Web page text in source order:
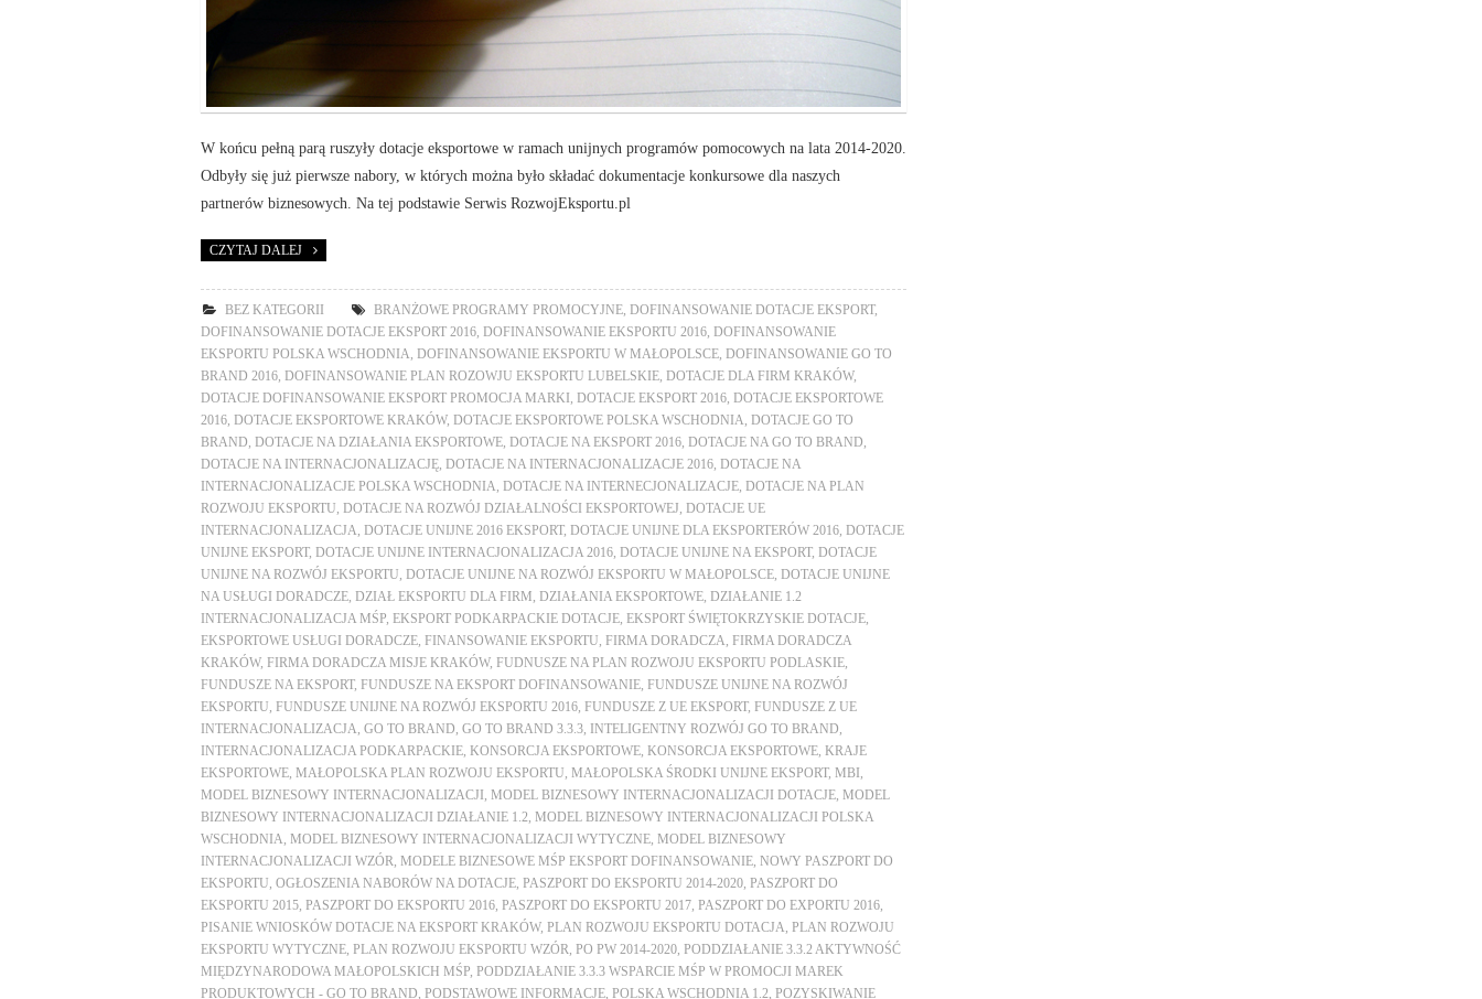
W końcu pełną parą ruszyły dotacje eksportowe w ramach unijnych programów pomocowych na lata 2014-2020.
Odbyły się już pierwsze nabory, w których można było składać dokumentacje konkursowe dla naszych
partnerów biznesowych. Na tej podstawie Serwis RozwojEksportu.pl
CZYTAJ DALEJ
BEZ KATEGORII BRANŻOWE PROGRAMY PROMOCYJNE, DOFINANSOWANIE DOTACJE EKSPORT,
DOFINANSOWANIE DOTACJE EKSPORT 2016 DOFINANSOWANIE EKSPORTU 2016 DOFINANSOWANIE
EKSPORTU POLSKA WSCHODNIA DOFINANSOWANIE EKSPORTU W MAŁOPOLSCE DOFINANSOWANIE GO TO
BRAND 2016 DOFINANSOWANIE PLAN ROZOWJU EKSPORTU LUBELSKIE DOTACJE DLA FIRM KRAKÓW,
DOTACJE DOFINANSOWANIE EKSPORT PROMOCJA MARKI
DOTACJE EKSPORT 2016 DOTACJE EKSPORTOWE
2016 DOTACJE EKSPORTOWE KRAKÓW, DOTACJE EKSPORTOWE POLSKA WSCHODNIA DOTACJE GO TO
BRAND DOTACJE NA DZIAŁANIA EKSPORTOWE DOTACJE NA EKSPORT 2016 DOTACJE NA GO TO BRAND
DOTACJE NA INTERNACJONALIZACJĘ DOTACJE NA INTERNACJONALIZACJE 2016 DOTACJE NA
INTERNACJONALIZACJE POLSKA WSCHODNIA DOTACJE NA INTERNECJONALIZACJE DOTACJE NA PLAN
ROZWOJU EKSPORTU DOTACJE NA ROZWÓJ DZIAŁALNOŚCI EKSPORTOWEJ DOTACJE UE
INTERNACJONALIZACJA DOTACJE UNIJNE 2016 EKSPORT, DOTACJE UNIJNE DLA EKSPORTERÓW 2016 DOTACJE
UNIJNE EKSPORT, DOTACJE UNIJNE INTERNACJONALIZACJA 2016 DOTACJE UNIJNE NA EKSPORT, DOTACJE
UNIJNE NA ROZWÓJ EKSPORTU DOTACJE UNIJNE NA ROZWÓJ EKSPORTU W MAŁOPOLSCE DOTACJE UNIJNE
NA USŁUGI DORADCZE DZIAŁ EKSPORTU DLA FIRM DZIAŁANIA EKSPORTOWE DZIAŁANIE 1.2
INTERNACJONALIZACJA MŚP EKSPORT PODKARPACKIE DOTACJE EKSPORT ŚWIĘTOKRZYSKIE DOTACJE
EKSPORTOWE USŁUGI DORADCZE FINANSOWANIE EKSPORTU FIRMA DORADCZA FIRMA DORADCZA
KRAKÓW, FIRMA DORADCZA MISJE KRAKÓW, FUDNUSZE NA PLAN ROZWOJU EKSPORTU PODLASKIE
FUNDUSZE NA EKSPORT, FUNDUSZE NA EKSPORT DOFINANSOWANIE FUNDUSZE UNIJNE NA ROZWÓJ
EKSPORTU FUNDUSZE UNIJNE NA ROZWÓJ EKSPORTU 2016 FUNDUSZE Z UE EKSPORT, FUNDUSZE Z UE
INTERNACJONALIZACJA GO TO BRAND GO TO BRAND 3.3.3 INTELIGENTNY ROZWÓJ GO TO BRAND
INTERNACJONALIZACJA PODKARPACKIE KONSORCJA EKSPORTOWE KONSORCJA EKSPORTOWE KRAJE
EKSPORTOWE MAŁOPOLSKA PLAN ROZWOJU EKSPORTU MAŁOPOLSKA ŚRODKI UNIJNE EKSPORT, MBI
MODEL BIZNESOWY INTERNACJONALIZACJI
MODEL BIZNESOWY INTERNACJONALIZACJI DOTACJE MODEL
BIZNESOWY INTERNACJONALIZACJI DZIAŁANIE 1.2 MODEL BIZNESOWY INTERNACJONALIZACJI POLSKA
WSCHODNIA MODEL BIZNESOWY INTERNACJONALIZACJI WYTYCZNE MODEL BIZNESOWY
INTERNACJONALIZACJI WZÓR MODELE BIZNESOWE MŚP EKSPORT DOFINANSOWANIE NOWY PASZPORT DO
EKSPORTU OGŁOSZENIA NABORÓW NA DOTACJE PASZPORT DO EKSPORTU 2014-2020 PASZPORT DO
EKSPORTU 2015 PASZPORT DO EKSPORTU 2016 PASZPORT DO EKSPORTU 2017 PASZPORT DO EXPORTU 2016
PISANIE WNIOSKÓW DOTACJE NA EKSPORT KRAKÓW, PLAN ROZWOJU EKSPORTU DOTACJA PLAN ROZWOJU
EKSPORTU WYTYCZNE PLAN ROZWOJU EKSPORTU WZÓR PO PW 2014-2020 PODDZIAŁANIE 3.3.2 AKTYWNOŚĆ
MIĘDZYNARODOWA MAŁOPOLSKICH MŚP PODDZIAŁANIE 3.3.3 WSPARCIE MŚP W PROMOCJI MAREK
PRODUKTOWYCH - GO TO BRAND PODSTAWOWE INFORMACJE POLSKA WSCHODNIA 1.2 POZYSKIWANIE